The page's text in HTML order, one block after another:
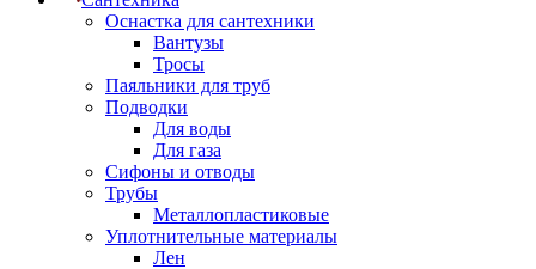
Оснастка для сантехники
Вантузы
Тросы
Паяльники для труб
Подводки
Для воды
Для газа
Сифоны и отводы
Трубы
Металлопластиковые
Уплотнительные материалы
Лен